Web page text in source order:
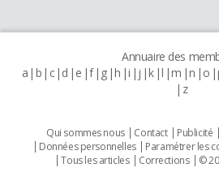
Annuaire des
a b c d e f g h i j k l m n o
z
Qui sommes nous Contact Publicité
Données personnelles
Paramétrer les
Tous les articles
Corrections ©